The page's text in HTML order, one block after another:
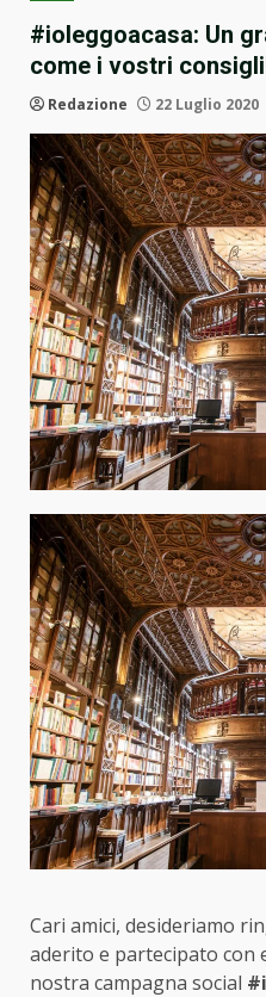
#ioleggoacasa: Un
come i vostri
Redazione 22 Luglio 2020
Cari amici, desideriamo
aderito e partecipato con
nostra campagna social